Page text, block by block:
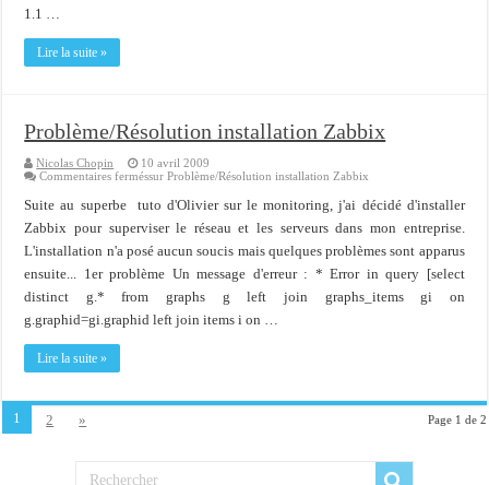
1.1 …
Lire la suite »
Problème/Résolution installation Zabbix
Nicolas Chopin
10 avril 2009
Commentaires ferméssur Problème/Résolution installation Zabbix
Suite au superbe tuto d'Olivier sur le monitoring, j'ai décidé d'installer
Zabbix pour superviser le réseau et les serveurs dans mon entreprise.
L'installation n'a posé aucun soucis mais quelques problèmes sont apparus
ensuite... 1er problème Un message d'erreur : * Error in query [select
distinct g.* from graphs g left join graphs_items gi on
g.graphid=gi.graphid left join items i on …
Lire la suite »
Page 1 de 2
1 2 »